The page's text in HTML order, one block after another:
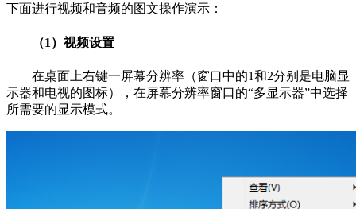
下面进行视频和音频的图文操作演示：
（1）视频设置
在桌面上右键一屏幕分辨率（窗口中的1和2分别是电脑显
示器和电视的图标），在屏幕分辨率窗口的“多显示器”中选择
所需要的显示模式。